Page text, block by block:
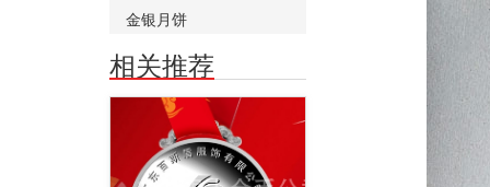
金银月饼
相关推荐